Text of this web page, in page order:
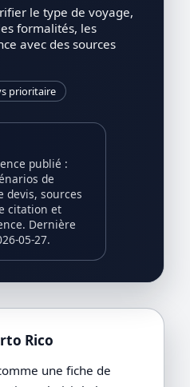
le type de voyage,
formalités, les
avec des sources
prioritaire
publié :
de
devis, sources
citation et
Dernière
05-27.
Rico
une fiche de